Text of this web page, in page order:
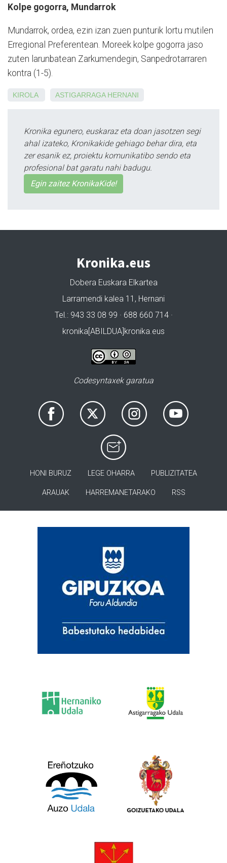
Kolpe gogorra, Mundarrok
Mundarrok, ordea, ezin izan zu­en punturik lortu mutilen
Erregional Preferentean. Moreek kol­pe gogorra jaso
zuten larun­bat­ean Zarkumendegin, Sanpedrotarraren
kontra (1-5).
KIROLA ASTIGARRAGA HERNANI
Kronika egunero, euskaraz eta doan jasotzen segi
ahal izateko, Kronikakide gehiago behar dira, eta
zer esanik ez, proiektu komunikatibo sendo eta
profesional bat garatu nahi badugu.
Egin zaitez KronikaKide!
Kronika.eus
Dobera Euskara Elkartea
Larramendi kalea 11, Hernani
Tel.: 943 33 08 99 · 688 660 714 ·
kronika[ABILDUA]kronika.eus
Codesyntaxek garatua
HONI BURUZ LEGE OHARRA PUBLIZITATEA
ARAUAK HARREMANETARAKO RSS